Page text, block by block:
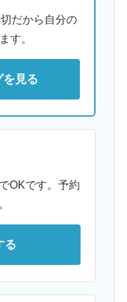
だから自分の
す。
を見る
OKです。予約
る